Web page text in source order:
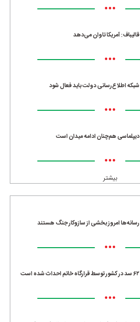
•••
قالیباف: آمریکا تاوان می‌دهد
•••
شبکه اطلاع‌رسانی دولت باید فعال شود
•••
دیپلماسی هم‌چنان ادامه میدان است
•••
بیشتر
رسانه‌ها امروز بخشی از سازوکار جنگ هستند
•••
۶۲ سد در کشور توسط قرارگاه خاتم احداث شده است
•••